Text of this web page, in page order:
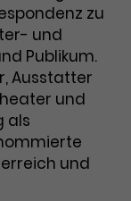
einmal
um
und
zu
und
Publikum.
Ausstatter
und
als
und